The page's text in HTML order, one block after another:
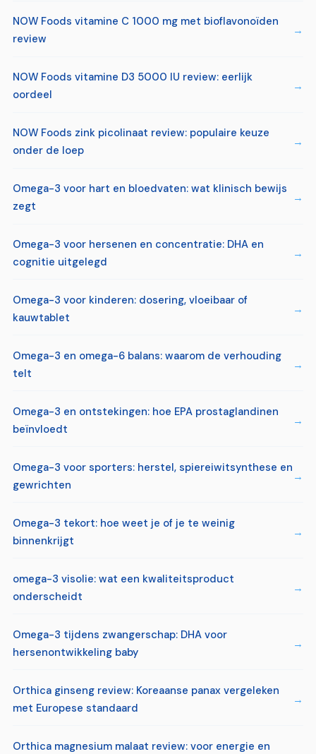
NOW Foods vitamine C 1000 mg met bioflavonoïden
review
NOW Foods vitamine D3 5000 IU review: eerlijk
oordeel
NOW Foods zink picolinaat review: populaire keuze
onder de loep
Omega-3 voor hart en bloedvaten: wat klinisch bewijs
zegt
Omega-3 voor hersenen en concentratie: DHA en
cognitie uitgelegd
Omega-3 voor kinderen: dosering, vloeibaar of
kauwtablet
Omega-3 en omega-6 balans: waarom de verhouding
telt
Omega-3 en ontstekingen: hoe EPA prostaglandinen
beïnvloedt
Omega-3 voor sporters: herstel, spiereiwitsynthese en
gewrichten
Omega-3 tekort: hoe weet je of je te weinig
binnenkrijgt
omega-3 visolie: wat een kwaliteitsproduct
onderscheidt
Omega-3 tijdens zwangerschap: DHA voor
hersenontwikkeling baby
Orthica ginseng review: Koreaanse panax vergeleken
met Europese standaard
Orthica magnesium malaat review: voor energie en